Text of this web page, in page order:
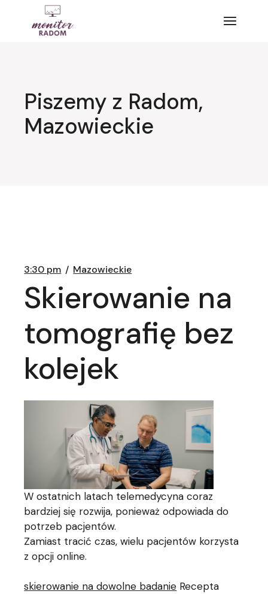
Piszemy z Radom,
Mazowieckie
3:30 pm Mazowieckie
Skierowanie na
tomografię bez
kolejek
W ostatnich latach telemedycyna coraz
bardziej się rozwija, ponieważ odpowiada do
potrzeb pacjentów.
Zamiast tracić czas, wielu pacjentów korzysta
z opcji online.
skierowanie na dowolne badanie Recepta